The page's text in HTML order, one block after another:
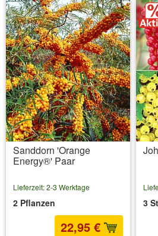
Sanddorn 'Orange
Energy®' Paar
Lieferzeit: 2-3 Werktage
2 Pflanzen
22,95 €
3